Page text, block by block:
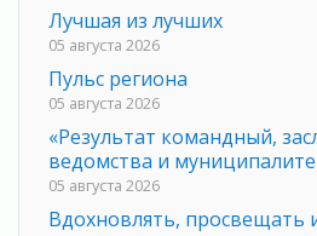
Лучшая из лучших
05 августа 2026
Пульс региона
05 августа 2026
«Результат командный,
ведомства и
05 августа 2026
Вдохновлять, просвещать